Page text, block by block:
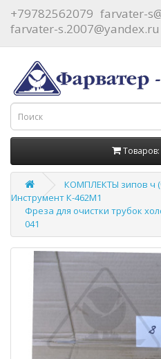
+79782562079 farvater-
farvater-s.2007@yandex.ru
КОМПЛЕКТЫ зипов ч
Инструмент К-462М1
Фреза для очистки трубок
041